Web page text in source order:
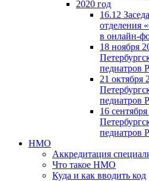
2020 год
16.12
отделения
в онлайн-
18 ноября
педиатров
21 октября
педиатров
16
педиатров
НМО
Аккредитация
Что такое НМО
Куда и как вводить код